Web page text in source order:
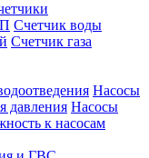
Счетчик воды
Счетчик газа
Насосы
давления Насосы
к насосам